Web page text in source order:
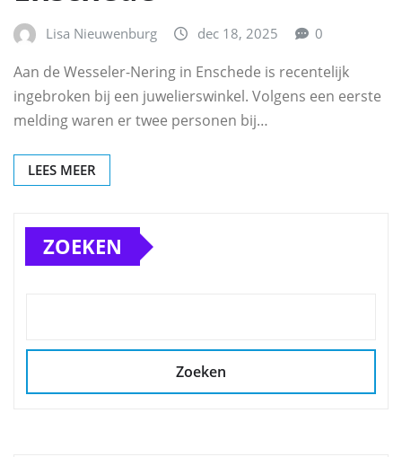
Lisa Nieuwenburg dec 18, 2025 0
Aan de Wesseler-Nering in Enschede is recentelijk
ingebroken bij een juwelierswinkel. Volgens een eerste
melding waren er twee personen bij…
LEES MEER
ZOEKEN
Zoeken